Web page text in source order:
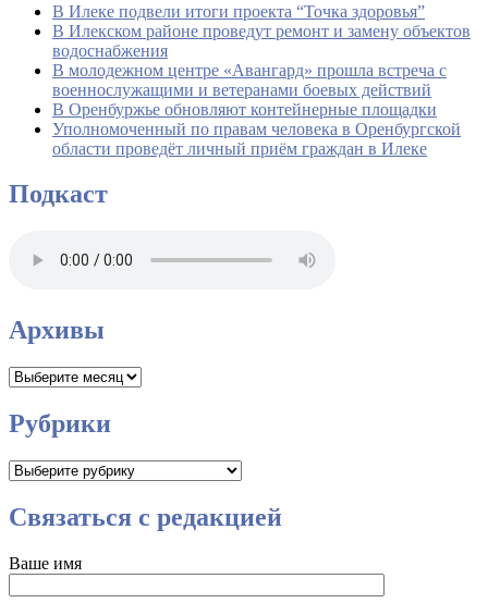
В Илеке подвели итоги проекта “Точка здоровья”
В Илекском районе проведут ремонт и замену объектов
водоснабжения
В молодежном центре «Авангард» прошла встреча с
военнослужащими и ветеранами боевых действий
В Оренбуржье обновляют контейнерные площадки
Уполномоченный по правам человека в Оренбургской
области проведёт личный приём граждан в Илеке
Подкаст
Архивы
Архивы
Рубрики
Рубрики
Связаться с редакцией
Ваше имя